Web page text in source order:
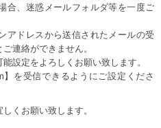
合、迷惑メールフォルダ等を一度ご
アドレスから送信されたメールの受
連絡ができません。
設定をよろしくお願い致します。
】を受信できるようにご設定くださ
くお願い致します。